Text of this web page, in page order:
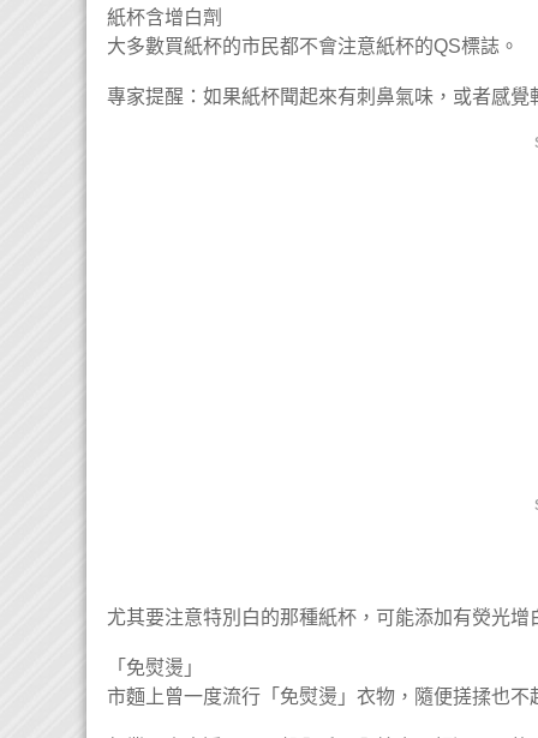
紙杯含增白劑
大多數買紙杯的市民都不會注意紙杯的QS標誌。
專家提醒：如果紙杯聞起來有刺鼻氣味，或者感覺
尤其要注意特別白的那種紙杯，可能添加有熒光
「免熨燙」
市麵上曾一度流行「免熨燙」衣物，隨便搓揉也不